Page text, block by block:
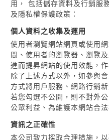
用， 包括儲存資料及行銷服
及隱私權保護政策：
個人資料之收集及運用
使用者瀏覽網站網頁或使用
間、使用者的瀏覽器、瀏覽
進而提昇網站的使用效能，
除了上述方式以外，如參與
方式將用戶服務、網路行銷
若您勾選不公開，則不對外
公眾利益、為維護本網站合
資訊之正確性
本公司致力採取合理措施，